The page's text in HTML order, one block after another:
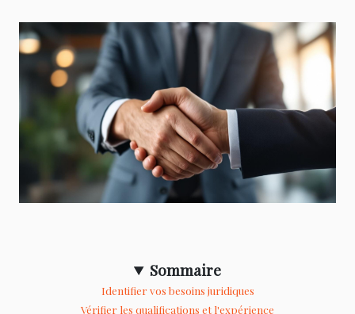
Sommaire
Identifier vos besoins juridiques
Vérifier les qualifications et l'expérience